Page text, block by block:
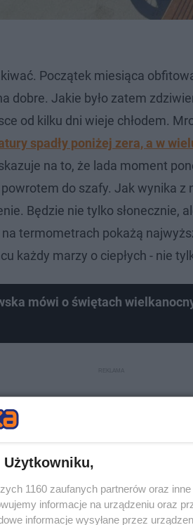
Początek miesiąca
dobre. Jakie było zatem
od kilku dni wieje chłodem.
spadły poniżej zera, a w
na to, że lada moment
do szafy. Jak wynika
Będzie nie tylko słonecznie,
termometrach pokażą
każdy marzy o ciepłych - nie
mówi o świętach
Użytkowniku,
1160 zaufanych partnerów oraz
informacje na urządzeniu oraz
informacje wysyłane przez